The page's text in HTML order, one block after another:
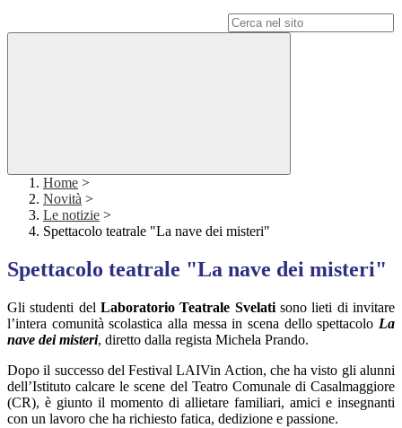
Home >
Novità >
Le notizie >
Spettacolo teatrale "La nave dei misteri"
Spettacolo teatrale "La nave dei misteri"
Gli studenti del Laboratorio Teatrale Svelatisono lieti di invitare
l’intera comunità scolastica alla messa in scena dello spettacolo La
nave dei misteri, diretto dalla regista Michela Prando.
Dopo il successo del Festival LAIVin Action, che ha visto gli alunni
dell’Istituto calcare le scene del Teatro Comunale di Casalmaggiore
(CR), è giunto il momento di allietare familiari, amici e insegnanti
con un lavoro che ha richiesto fatica, dedizione e passione.